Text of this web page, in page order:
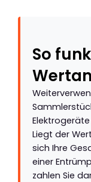
So
Liegt der
sich Ihre
einer
zahlen Sie